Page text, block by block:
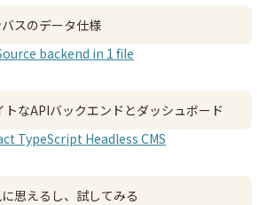
スのデータ仕様
backend in 1 file
なAPIバックエンドとダッシュボード
TypeScript Headless CMS
思えるし、試してみる